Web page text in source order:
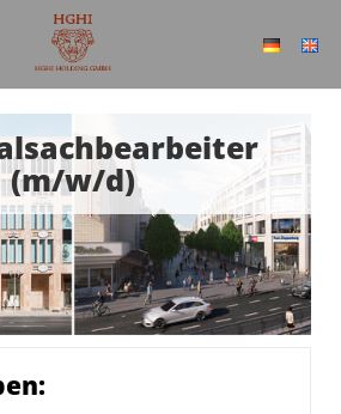
(m/w/d)